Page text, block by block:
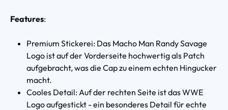
Features:
Premium Stickerei: Das Macho Man Randy Savage
Logo ist auf der Vorderseite hochwertig als Patch
aufgebracht, was die Cap zu einem echten Hingucker
macht.
Cooles Detail: Auf der rechten Seite ist das WWE
Logo aufgestickt - ein besonderes Detail für echte